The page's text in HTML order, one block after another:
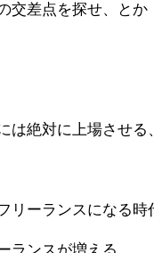
交差点を探せ、とか
は絶対に上場させる
リーランスになる時